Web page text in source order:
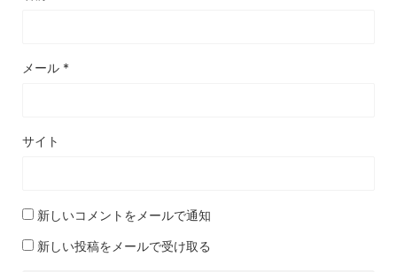
メール *
サイト
新しいコメントをメールで通知
新しい投稿をメールで受け取る